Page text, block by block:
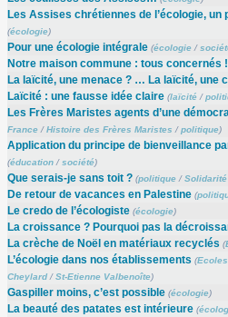
Les Assises chrétiennes de l’écologie, un
(écologie)
Pour une écologie intégrale (écologie/
Notre maison commune : tous concernés !
La laïcité, une menace ? … La laïcité, une
Laïcité : une fausse idée claire (laïcité/
Les Frères Maristes agents d’une
France/Histoire des Frères Maristes /politique)
Application du principe de bienveillance
(éducation/société)
Que serais-je sans toit ? (politique/
De retour de vacances en Palestine (
Le credo de l’écologiste (écologie)
La croissance ? Pourquoi pas la
La crèche de Noël en matériaux recyclés (
L’écologie dans nos établissements (
Cheylard/St-Etienne Valbenoîte)
Gaspiller moins, c’est possible (écologie)
La beauté des patates est intérieure (